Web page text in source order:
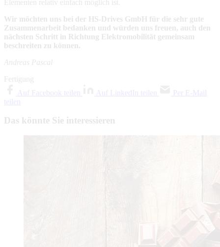
Elementen relativ einfach möglich ist.
Wir möchten uns bei der HS-Drives GmbH für die sehr gute
Zusammenarbeit bedanken und würden uns freuen, auch den
nächsten Schritt in Richtung Elektromobilität gemeinsam
beschreiten zu können.
Andreas Pascal
Fertigung
Auf Facebook teilen
Auf LinkedIn teilen
Per E-Mail
teilen
Das könnte Sie interessieren